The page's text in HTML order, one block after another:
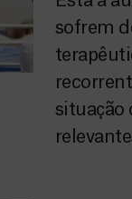
sofrem
situação